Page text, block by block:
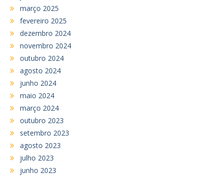
março 2025
fevereiro 2025
dezembro 2024
novembro 2024
outubro 2024
agosto 2024
junho 2024
maio 2024
março 2024
outubro 2023
setembro 2023
agosto 2023
julho 2023
junho 2023